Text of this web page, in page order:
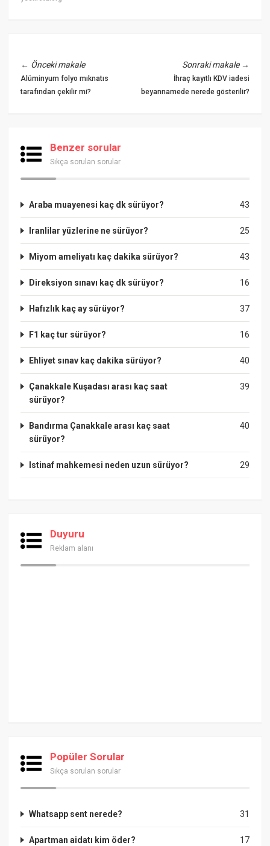
← Önceki makale
Alüminyum folyo mıknatıs
tarafından çekilir mi?
Sonraki makale→
İhraç kayıtlı KDV iadesi
beyannamede nerede gösterilir?
Benzer sorular
Sıkça sorulan sorular
43
Araba muayenesi kaç dk sürüyor?
25
Iranlilar yüzlerine ne sürüyor?
43
Miyom ameliyatı kaç dakika sürüyor?
16
Direksiyon sınavı kaç dk sürüyor?
37
Hafızlık kaç ay sürüyor?
16
F1 kaç tur sürüyor?
40
Ehliyet sınav kaç dakika sürüyor?
39
Çanakkale Kuşadası arası kaç saat
sürüyor?
40
Bandırma Çanakkale arası kaç saat
sürüyor?
29
Istinaf mahkemesi neden uzun sürüyor?
Duyuru
Reklam alanı
Popüler Sorular
Sıkça sorulan sorular
31
Whatsapp sent nerede?
17
Apartman aidatı kim öder?